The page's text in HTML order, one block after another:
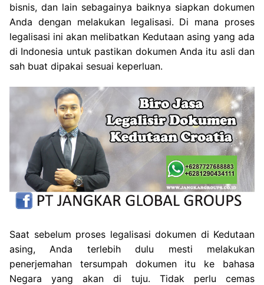
bisnis, dan lain sebagainya baiknya siapkan dokumen
Anda dengan melakukan legalisasi. Di mana proses
legalisasi ini akan melibatkan Kedutaan asing yang ada
di Indonesia untuk pastikan dokumen Anda itu asli dan
sah buat dipakai sesuai keperluan.
Saat sebelum proses legalisasi dokumen di Kedutaan
asing, Anda terlebih dulu mesti melakukan
penerjemahan tersumpah dokumen itu ke bahasa
Negara yang akan di tuju. Tidak perlu cemas